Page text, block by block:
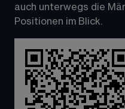
auch unterwegs die
Positionen im Blick.